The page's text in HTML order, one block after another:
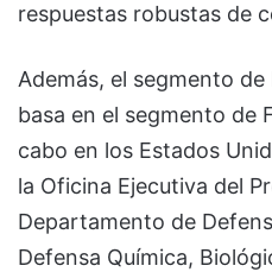
respuestas robustas de
Además, el segmento
basa en el segmento de
cabo en los Estados
la Oficina Ejecutiva del
Departamento de
Defensa Química,